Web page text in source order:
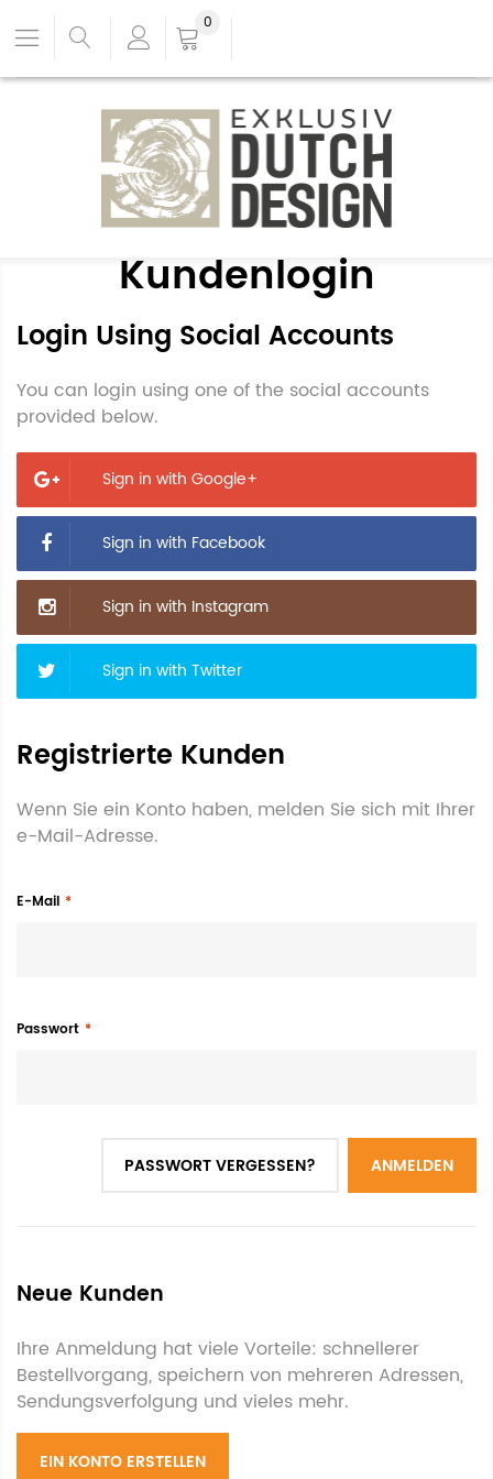
0
Kundenlogin
Login Using Social Accounts
You can login using one of the social accounts
provided below.
Sign in with Google+
Sign in with Facebook
Sign in with Instagram
Sign in with Twitter
Registrierte Kunden
Wenn Sie ein Konto haben, melden Sie sich mit Ihrer
e-Mail-Adresse.
E-Mail
Passwort
ANMELDEN
PASSWORT VERGESSEN?
Neue Kunden
Ihre Anmeldung hat viele Vorteile: schnellerer
Bestellvorgang, speichern von mehreren Adressen,
Sendungsverfolgung und vieles mehr.
EIN KONTO ERSTELLEN